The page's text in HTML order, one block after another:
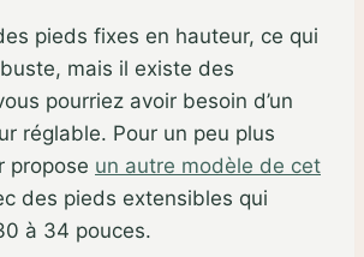
pieds fixes en hauteur, ce qui
mais il existe des
pourriez avoir besoin d’un
réglable. Pour un peu plus
propose un autre modèle de cet
des pieds extensibles qui
à 34 pouces.